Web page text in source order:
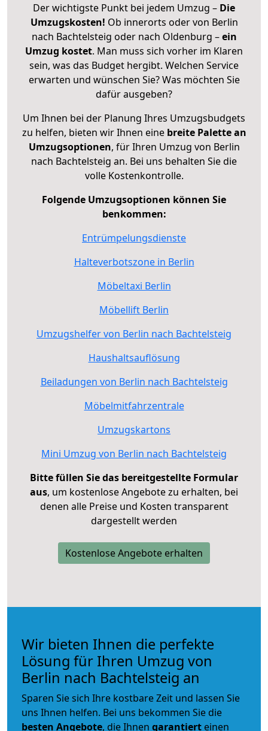
Der wichtigste Punkt bei jedem Umzug – Die
Umzugskosten! Ob innerorts oder von Berlin
nach Bachtelsteig oder nach Oldenburg –ein
Umzug kostet. Man muss sich vorher im Klaren
sein, was das Budget hergibt. Welchen Service
erwarten und wünschen Sie? Was möchten Sie
dafür ausgeben?
Um Ihnen bei der Planung Ihres Umzugsbudgets
zu helfen, bieten wir Ihnen eine breite Palette an
Umzugsoptionen, für Ihren Umzug von Berlin
nach Bachtelsteig an. Bei uns behalten Sie die
volle Kostenkontrolle.
Folgende Umzugsoptionen können Sie
benkommen:
Entrümpelungsdienste
Halteverbotszone in Berlin
Möbeltaxi Berlin
Möbellift Berlin
Umzugshelfer von Berlin nach Bachtelsteig
Haushaltsauflösung
Beiladungen von Berlin nach Bachtelsteig
Möbelmitfahrzentrale
Umzugskartons
Mini Umzug von Berlin nach Bachtelsteig
Bitte füllen Sie das bereitgestellte Formular
aus, um kostenlose Angebote zu erhalten, bei
denen alle Preise und Kosten transparent
dargestellt werden
Kostenlose Angebote erhalten
Wir bieten Ihnen die perfekte
Lösung für Ihren Umzug von
Berlin nach Bachtelsteig an
Sparen Sie sich Ihre kostbare Zeit und lassen Sie
uns Ihnen helfen. Bei uns bekommen Sie die
besten Angebote, die Ihnen garantiert einen